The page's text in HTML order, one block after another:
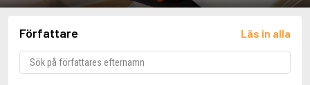
Författare Läs in alla